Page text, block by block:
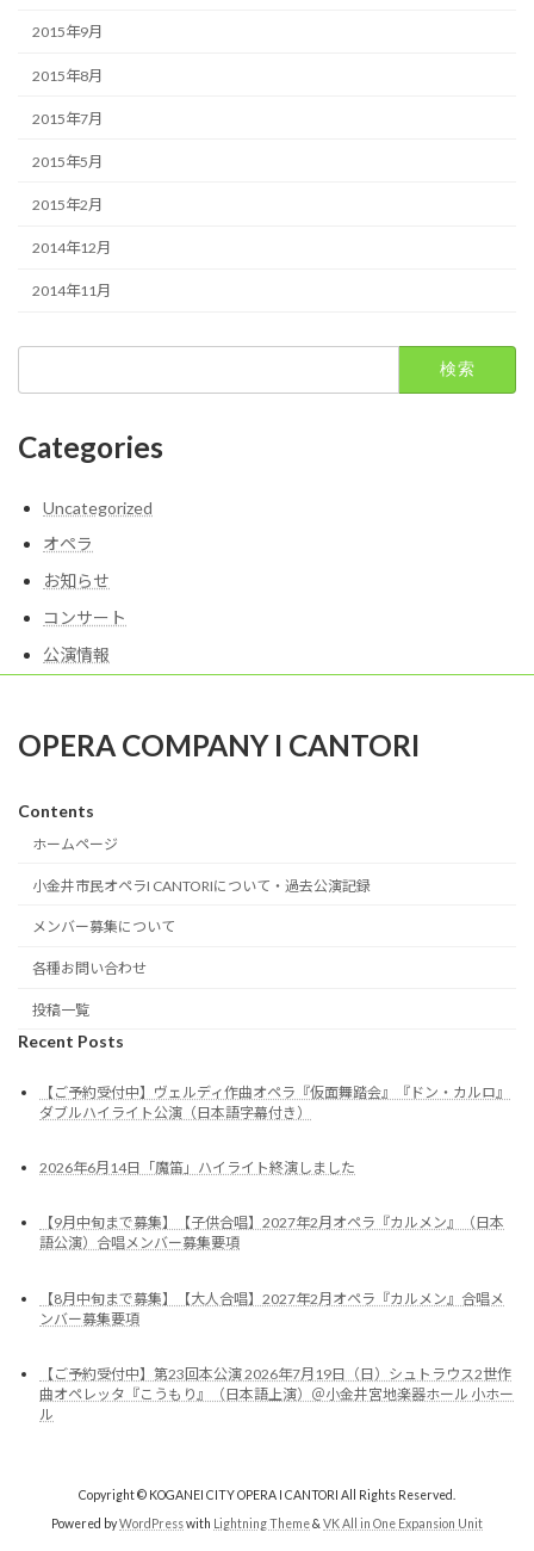
2015年9月
2015年8月
2015年7月
2015年5月
2015年2月
2014年12月
2014年11月
Categories
Uncategorized
オペラ
お知らせ
コンサート
公演情報
OPERA COMPANY I CANTORI
Contents
ホームページ
小金井市民オペラI CANTORIについて・過去公演記録
メンバー募集について
各種お問い合わせ
投稿一覧
Recent Posts
【ご予約受付中】ヴェルディ作曲オペラ『仮面舞踏会』『ドン・カルロ』
ダブルハイライト公演（日本語字幕付き）
2026年6月14日「魔笛」ハイライト終演しました
【9月中旬まで募集】【子供合唱】2027年2月オペラ『カルメン』（日本
語公演）合唱メンバー募集要項
【8月中旬まで募集】【大人合唱】2027年2月オペラ『カルメン』合唱メ
ンバー募集要項
【ご予約受付中】第23回本公演 2026年7月19日（日）シュトラウス2世作
曲オペレッタ『こうもり』（日本語上演）＠小金井宮地楽器ホール 小ホー
ル
Copyright © KOGANEI CITY OPERA I CANTORI All Rights Reserved.
Powered byWordPresswith Lightning Theme& VK All in One Expansion Unit